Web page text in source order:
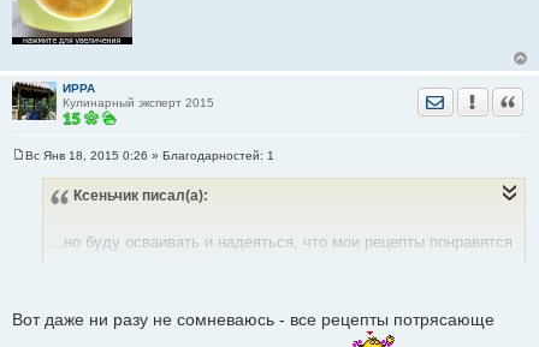
ИРРА
Кулинарный эксперт 2015
Отправить
Вс Янв 18, 2015 0:26 » Благодарностей: 1
Ксеньчик писал(а):
...но буду осваивать и надеяться, что мои рецепты понравятся
Вот даже ни разу не сомневаюсь - все рецепты потрясающе